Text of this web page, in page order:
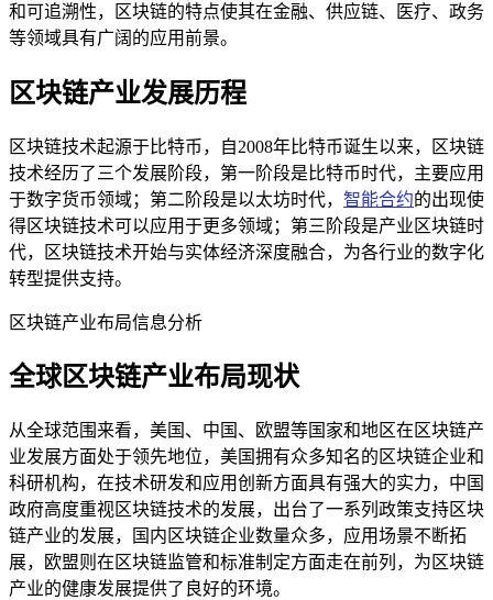
和可追溯性，区块链的特点使其在金融、供应链、医疗、政务
等领域具有广阔的应用前景。
区块链产业发展历程
区块链技术起源于比特币，自2008年比特币诞生以来，区块链
技术经历了三个发展阶段，第一阶段是比特币时代，主要应用
于数字货币领域；第二阶段是以太坊时代， 智能合约的出现使
得区块链技术可以应用于更多领域；第三阶段是产业区块链时
代，区块链技术开始与实体经济深度融合，为各行业的数字化
转型提供支持。
区块链产业布局信息分析
全球区块链产业布局现状
从全球范围来看，美国、中国、欧盟等国家和地区在区块链产
业发展方面处于领先地位，美国拥有众多知名的区块链企业和
科研机构，在技术研发和应用创新方面具有强大的实力，中国
政府高度重视区块链技术的发展，出台了一系列政策支持区块
链产业的发展，国内区块链企业数量众多，应用场景不断拓
展，欧盟则在区块链监管和标准制定方面走在前列，为区块链
产业的健康发展提供了良好的环境。